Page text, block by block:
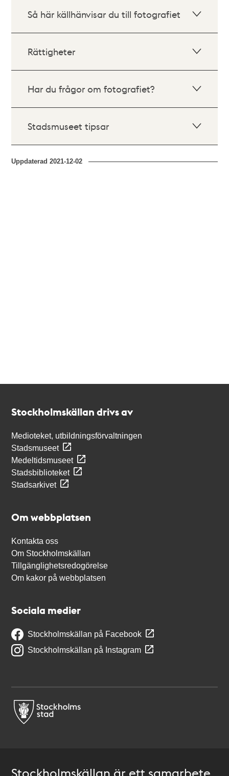
Så här källhänvisar du till fotografiet
Rättigheter
Har du frågor om fotografiet?
Stadsmuseet tipsar
Uppdaterad2021-12-02
Stockholmskällan drivs av
Medioteket, utbildningsförvaltningen
Stadsmuseet
Medeltidsmuseet
Stadsbiblioteket
Stadsarkivet
Om webbplatsen
Kontakta oss
Om Stockholmskällan
Tillgänglighetsredogörelse
Om kakor på webbplatsen
Sociala medier
Stockholmskällan på Facebook
Stockholmskällan på Instagram
Stockholmskällan är ett samarbete